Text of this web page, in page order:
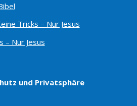
Tricks – Nur Jesus
– Nur Jesus
und Privatsphäre